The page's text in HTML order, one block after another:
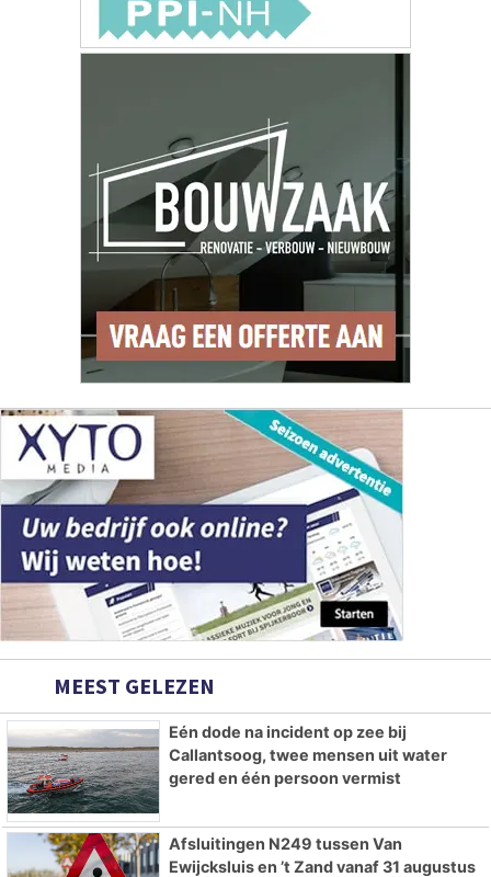
MEEST GELEZEN
Eén dode na incident op zee bij
Callantsoog, twee mensen uit water
gered en één persoon vermist
Afsluitingen N249 tussen Van
Ewijcksluis en ’t Zand vanaf 31 augustus